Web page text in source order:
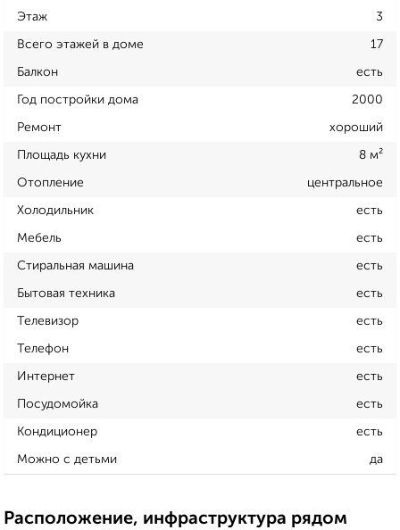
Этаж 3
Всего этажей в доме 17
Балкон есть
Год постройки дома 2000
Ремонт хороший
Площадь кухни 8 м²
Отопление центральное
Холодильник есть
Мебель есть
Стиральная машина есть
Бытовая техника есть
Телевизор есть
Телефон есть
Интернет есть
Посудомойка есть
Кондиционер есть
Можно с детьми да
Расположение, инфраструктура рядом